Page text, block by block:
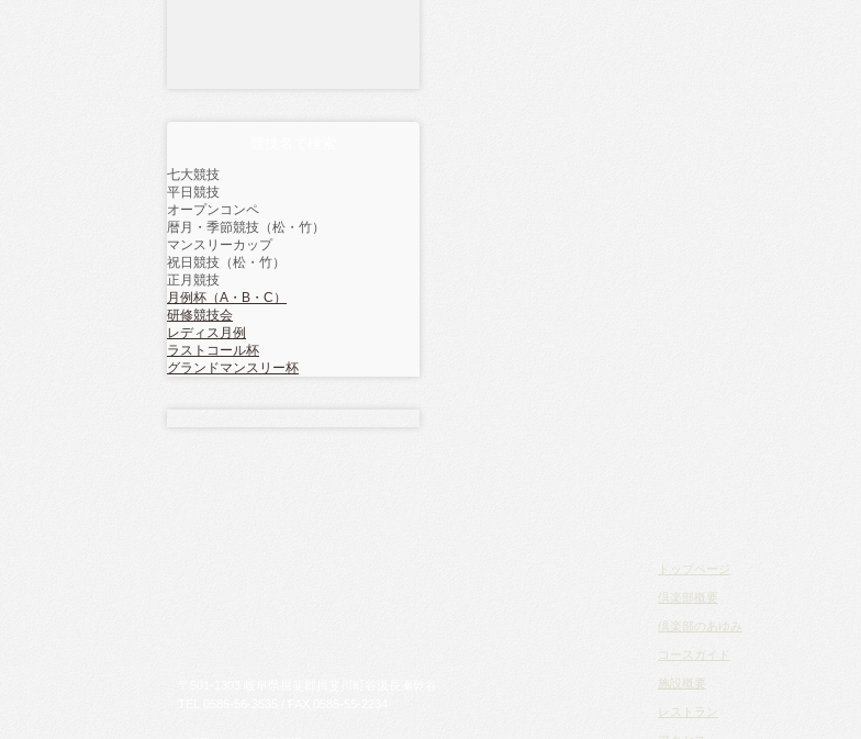
七大競技
平日競技
オープンコンペ
暦月・季節競技（松・竹）
マンスリーカップ
祝日競技（松・竹）
正月競技
月例杯（A・B・C）
研修競技会
レディス月例
ラストコール杯
グランドマンスリー杯
トップページ
倶楽部概要
倶楽部のあゆみ
コースガイド
施設概要
レストラン